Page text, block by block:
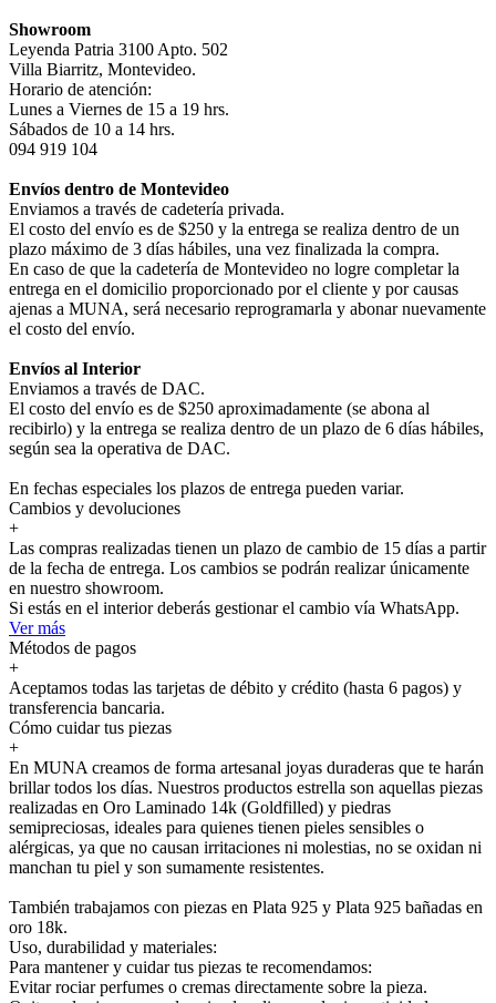
Showroom
Leyenda Patria 3100 Apto. 502
Villa Biarritz, Montevideo.
Horario de atención:
Lunes a Viernes de 15 a 19 hrs.
Sábados de 10 a 14 hrs.
094 919 104
Envíos dentro de Montevideo
Enviamos a través de cadetería privada.
El costo del envío es de $250 y la entrega se realiza dentro de un
plazo máximo de 3 días hábiles, una vez finalizada la compra.
En caso de que la cadetería de Montevideo no logre completar la
entrega en el domicilio proporcionado por el cliente y por causas
ajenas a MUNA, será necesario reprogramarla y abonar nuevamente
el costo del envío.
Envíos al Interior
Enviamos a través de DAC.
El costo del envío es de $250 aproximadamente (se abona al
recibirlo) y la entrega se realiza dentro de un plazo de 6 días hábiles,
según sea la operativa de DAC.
En fechas especiales los plazos de entrega pueden variar.
Cambios y devoluciones
+
Las compras realizadas tienen un plazo de cambio de 15 días a partir
de la fecha de entrega. Los cambios se podrán realizar únicamente
en nuestro showroom.
Si estás en el interior deberás gestionar el cambio vía WhatsApp.
Ver más
Métodos de pagos
+
Aceptamos todas las tarjetas de débito y crédito (hasta 6 pagos) y
transferencia bancaria.
Cómo cuidar tus piezas
+
En MUNA creamos de forma artesanal joyas duraderas que te harán
brillar todos los días. Nuestros productos estrella son aquellas piezas
realizadas en Oro Laminado 14k (Goldfilled) y piedras
semipreciosas, ideales para quienes tienen pieles sensibles o
alérgicas, ya que no causan irritaciones ni molestias, no se oxidan ni
manchan tu piel y son sumamente resistentes.
También trabajamos con piezas en Plata 925 y Plata 925 bañadas en
oro 18k.
Uso, durabilidad y materiales:
Para mantener y cuidar tus piezas te recomendamos:
Evitar rociar perfumes o cremas directamente sobre la pieza.